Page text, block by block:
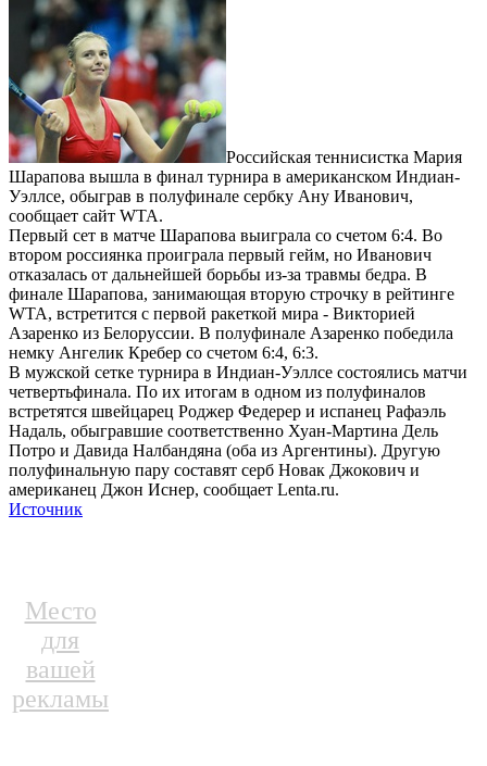
Российская теннисистка Мария
Шарапова вышла в финал турнира в американском Индиан-
Уэллсе, обыграв в полуфинале сербку Ану Иванович,
сообщает сайт WTA.
Первый сет в матче Шарапова выиграла со счетом 6:4. Во
втором россиянка проиграла первый гейм, но Иванович
отказалась от дальнейшей борьбы из-за травмы бедра. В
финале Шарапова, занимающая вторую строчку в рейтинге
WTA, встретится с первой ракеткой мира - Викторией
Азаренко из Белоруссии. В полуфинале Азаренко победила
немку Ангелик Кребер со счетом 6:4, 6:3.
В мужской сетке турнира в Индиан-Уэллсе состоялись матчи
четвертьфинала. По их итогам в одном из полуфиналов
встретятся швейцарец Роджер Федерер и испанец Рафаэль
Надаль, обыгравшие соответственно Хуан-Мартина Дель
Потро и Давида Налбандяна (оба из Аргентины). Другую
полуфинальную пару составят серб Новак Джокович и
американец Джон Иснер, сообщает Lenta.ru.
Источник
Место
для
вашей
рекламы